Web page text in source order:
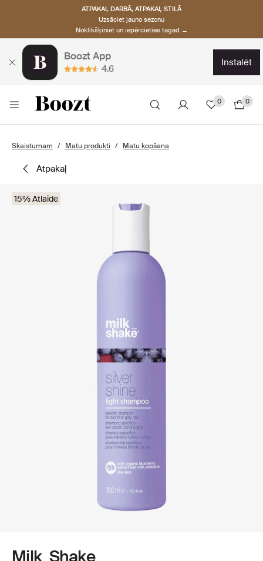
ATPAKAĻ DARBĀ, ATPAKAĻ STILĀ
Uzsāciet jauno sezonu
Noklikšķiniet un iepērcieties tagad →
Boozt App
4.6
instalēt
0 0
Skaistumam Matu produkti Matu kopšana
atpakaļ
15% Atlaide